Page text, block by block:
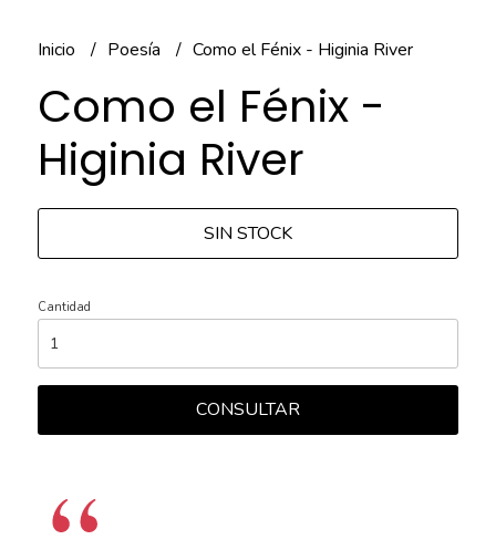
Inicio Poesía Como el Fénix - Higinia River
Como el Fénix -
Higinia River
SIN STOCK
Cantidad
CONSULTAR